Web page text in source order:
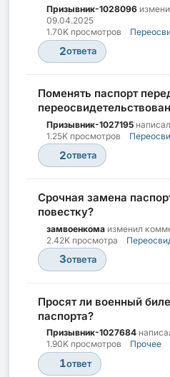
Призывник-1028096
09.04.2025
1.70K просмотров
2ответа
Поменять паспорт
Призывник-1027195
1.25K просмотров
2ответа
Срочная замена
повестку?
замвоенкома изменил
2.42K просмотра
3ответа
Просят ли военный
паспорта?
Призывник-1027684
1.90K просмотров
Прочее
1ответ